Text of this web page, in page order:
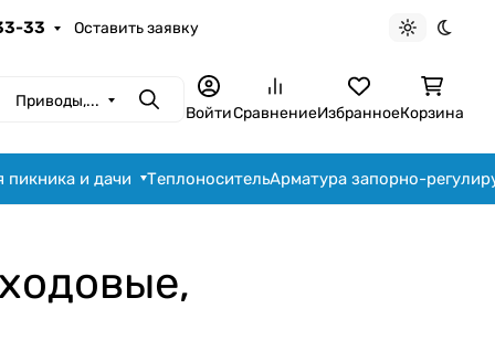
33 Оставить заявку
Светлая
Приводы,... ПоискВойтиСравнениеИзбранноеКорзина
пикника и дачи ТеплоносительАрматура запорно-